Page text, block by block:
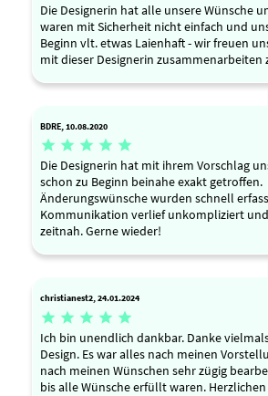
Die Designerin hat alle unsere Wünsche
waren mit Sicherheit nicht einfach und
Beginn vlt. etwas Laienhaft - wir freuen
mit dieser Designerin zusammenarbeiten
BDRE, 10.08.2020
    
Die Designerin hat mit ihrem Vorschlag
schon zu Beginn beinahe exakt getroffen.
Änderungswünsche wurden schnell
Kommunikation verlief unkompliziert
zeitnah. Gerne wieder!
christianest2, 24.01.2024
    
Ich bin unendlich dankbar. Danke
Design. Es war alles nach meinen
nach meinen Wünschen sehr zügig
bis alle Wünsche erfüllt waren.